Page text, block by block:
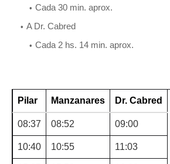
Cada 30 min. aprox.
A Dr. Cabred
Cada 2 hs. 14 min. aprox.
Pilar Manzanares Dr. Cabred
08:37 08:52 09:00
10:40 10:55 11:03